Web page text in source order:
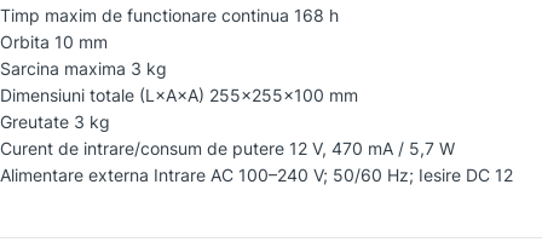
Timp maxim de functionare continua 168 h
Orbita 10 mm
Sarcina maxima 3 kg
Dimensiuni totale (L×A×A) 255x255x100 mm
Greutate 3 kg
Curent de intrare/consum de putere 12 V, 470 mA / 5,7 W
Alimentare externa Intrare AC 100–240 V; 50/60 Hz; Iesire DC 12